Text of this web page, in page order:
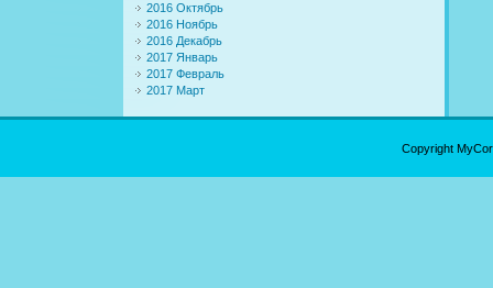
2016 Октябрь
2016 Ноябрь
2016 Декабрь
2017 Январь
2017 Февраль
2017 Март
Copyright